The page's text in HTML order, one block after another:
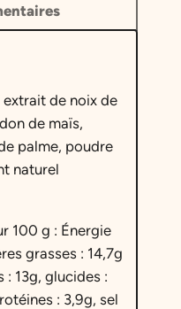
de noix de
de maïs,
palme, poudre
naturel
100 g : Énergie
grasses : 14,7g
13g, glucides :
: 3,9g, sel